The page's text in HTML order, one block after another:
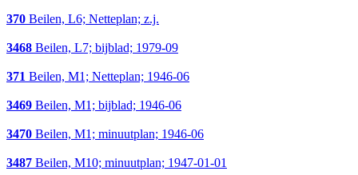
370 Beilen, L6; Netteplan; z.j.
3468 Beilen, L7; bijblad; 1979-09
371 Beilen, M1; Netteplan; 1946-06
3469 Beilen, M1; bijblad; 1946-06
3470 Beilen, M1; minuutplan; 1946-06
3487 Beilen, M10; minuutplan; 1947-01-01